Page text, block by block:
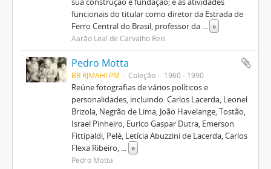
funcionais do titular como diretor da Estrada de
Ferro Central do Brasil, professor da ... »
Aarão Leal de Carvalho Reis
Pedro Motta
BR RJMAHI PM Coleção 1960 - 1990
Reúne fotografias de vários políticos e
personalidades, incluindo: Carlos Lacerda, Leonel
Brizola, Negrão de Lima, João Havelange, Tostão,
Israel Pinheiro, Eurico Gaspar Dutra, Emerson
Fittipaldi, Pelé, Letícia Abuzzini de Lacerda, Carlos
Flexa Ribeiro, ... »
Pedro Motta